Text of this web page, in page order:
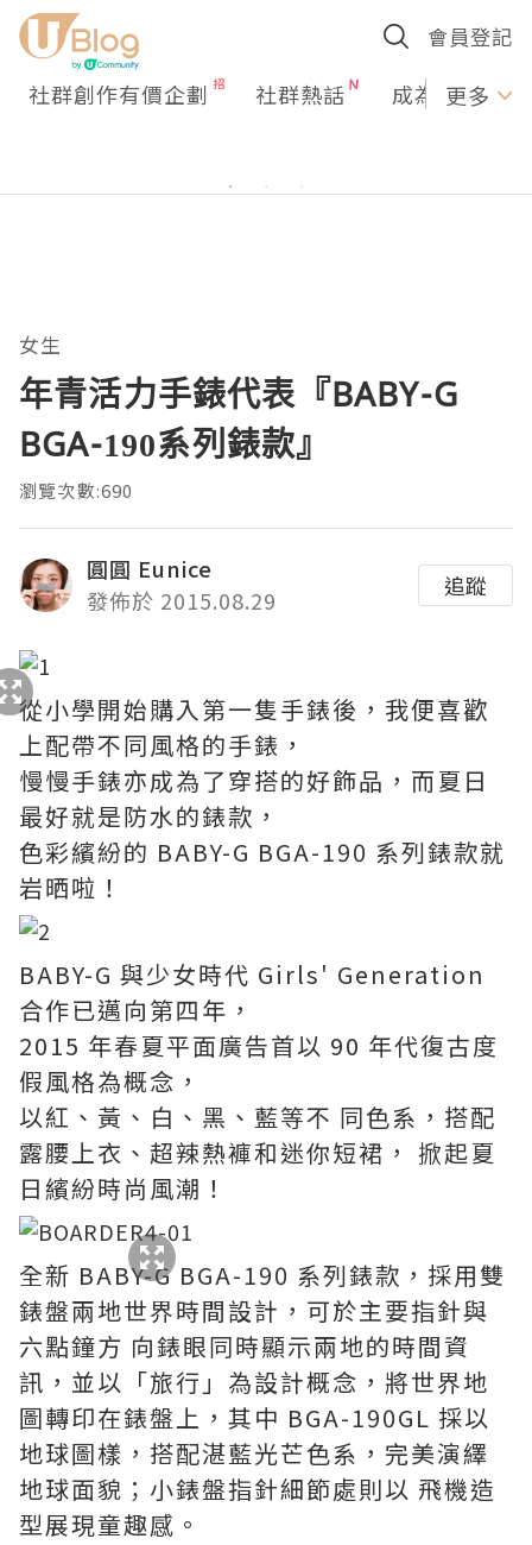
會員登記
社群創作有價企劃 社群熱話 成為U更多
女生
年青活力手錶代表『BABY-G
BGA-190系列錶款』
瀏覽次數:690
圓圓 Eunice
發佈於 2015.08.29
追蹤
從小學開始購入第一隻手錶後，我便喜歡
上配帶不同風格的手錶，
慢慢手錶亦成為了穿搭的好飾品，而夏日
最好就是防水的錶款，
色彩繽紛的 BABY-G BGA-190 系列錶款就
岩晒啦！
BABY-G 與少女時代 Girls' Generation
合作已邁向第四年，
2015 年春夏平面廣告首以 90 年代復古度
假風格為概念，
以紅、黃、白、黑、藍等不 同色系，搭配
露腰上衣、超辣熱褲和迷你短裙， 掀起夏
日繽紛時尚風潮！
全新 BABY-G BGA-190 系列錶款，採用雙
錶盤兩地世界時間設計，可於主要指針與
六點鐘方 向錶眼同時顯示兩地的時間資
訊，並以「旅行」為設計概念，將世界地
圖轉印在錶盤上，其中 BGA-190GL 採以
地球圖樣，搭配湛藍光芒色系，完美演繹
地球面貌；小錶盤指針細節處則以 飛機造
型展現童趣感。